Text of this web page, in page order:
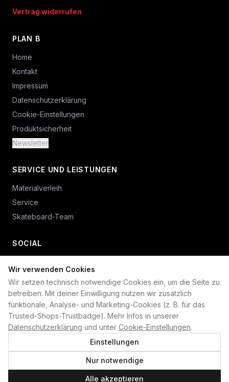
Wir verwenden Cookies
Wir setzen technisch notwendige Cookies ein, um die Seite zu
betreiben. Mit deiner Einwilligung nutzen wir zusätzlich
funktionale, Analyse- und Marketing-Cookies (z. B. für das
Trusted-Shops-Trustbadge). Mehr Infos in unserer
Datenschutzerklärung und unter Cookie-Einstellungen.
Einstellungen
Nur notwendige
Alle akzeptieren
Vertrag widerrufen
PLAN B
Home
Kontakt
Impressum
Datenschutzerklärung
Cookie-Einstellungen
Produktsicherheit
Newsletter
SERVICE UND LEISTUNGEN
Materialverleih
Service
Skateboard-Team
SOCIAL
+49 234 687 00 38
shop@plan-b-funsport.de
Sichere Zahlung mit:
©2026Plan B. Alle Rechte vorbehalten.